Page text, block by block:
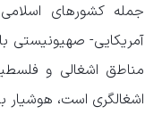
جمله کشورهای
آمریکایی- صهیونیستی
مناطق اشغالی و
اشغالگری است، هوشیار